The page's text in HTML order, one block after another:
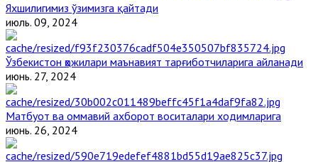
Яхшилигимиз ўзимизга қайтади
июль. 09, 2024
Ўзбекистон ҳожилари маънавият тарғиботчиларига айланади
июнь. 27, 2024
Матбуот ва оммавий ахборот воситалари ходимларига
июнь. 26, 2024